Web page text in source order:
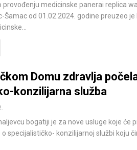
provođenju medicinske panerai replica
Šamac od 01.02.2024. godine preuzeo
Domu zdravlja
konzilijarna služba
bogatiji je za nove usluge koje će
specijalističko- konzilijarnoj službi koju